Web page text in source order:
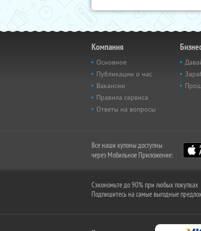
Компания
Основное
Публикации о нас
Вакансии
Правила сервиса
Ответы на вопросы
Все наши купоны доступны
через Мобильное Приложение:
Сэкономьте до 90% при любых покупках
Подпишитесь на самые выгодные